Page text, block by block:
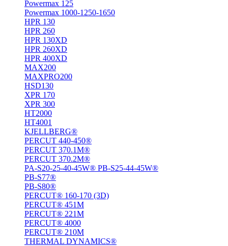
Powermax 125
Powermax 1000-1250-1650
HPR 130
HPR 260
HPR 130XD
HPR 260XD
HPR 400XD
MAX200
MAXPRO200
HSD130
XPR 170
XPR 300
HT2000
HT4001
KJELLBERG®
PERCUT 440-450®
PERCUT 370.1M®
PERCUT 370.2M®
PA-S20-25-40-45W® PB-S25-44-45W®
PB-S77®
PB-S80®
PERCUT® 160-170 (3D)
PERCUT® 451M
PERCUT® 221М
PERCUT® 4000
PERCUT® 210M
THERMAL DYNAMICS®